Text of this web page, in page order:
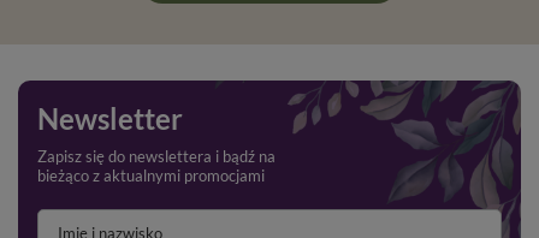
Newsletter
Zapisz się do newslettera i bądź na
bieżąco z aktualnymi promocjami